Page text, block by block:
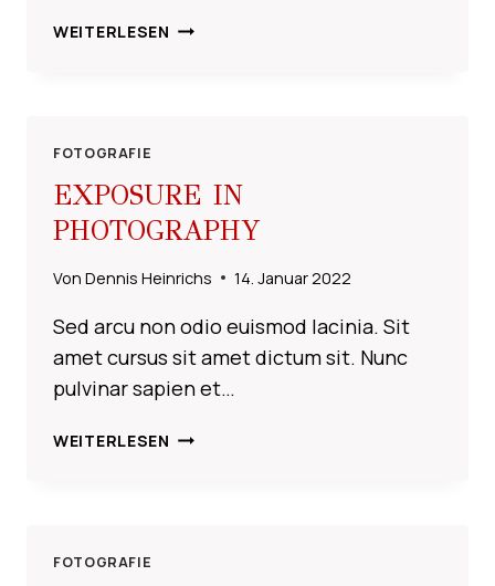
WEITERLESEN HOW
FOTOGRAFIE
EXPOSURE IN
PHOTOGRAPHY
Von Dennis Heinrichs 14. Januar 2022
Sed arcu non odio euismod lacinia. Sit
amet cursus sit amet dictum sit. Nunc
pulvinar sapien et…
WEITERLESEN EXPOSURE
FOTOGRAFIE